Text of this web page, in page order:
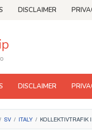
DISCLAIMER
DISCLAIMER
/ SV / ITALY / KOLLEKTIVTRAFIK